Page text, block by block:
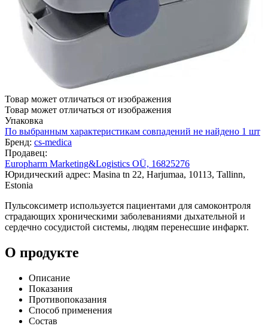
Товар может отличаться от изображения
Товар может отличаться от изображения
Упаковка
По выбранным характеристикам совпадений не найдено 1 шт
Бренд: cs-medica
Продавец:
Europharm Marketing&Logistics OÜ, 16825276
Юридический адрес: Masina tn 22, Harjumaa, 10113, Tallinn,
Estonia
Пульсоксиметр используется пациентами для самоконтроля
страдающих хроническими заболеваниями дыхательной и
сердечно сосудистой системы, людям перенесшие инфаркт.
О продукте
Описание
Показания
Противопоказания
Способ применения
Состав